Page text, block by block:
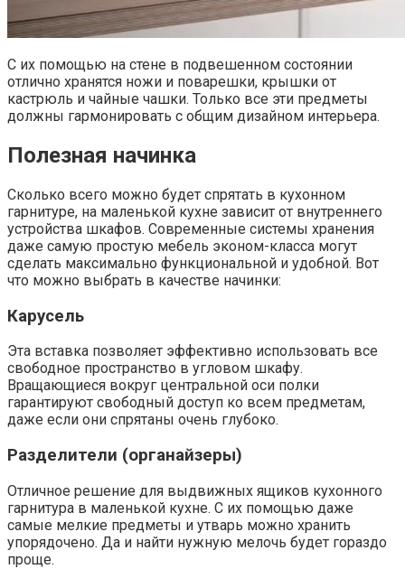
С их помощью на стене в подвешенном состоянии
отлично хранятся ножи и поварешки, крышки от
кастрюль и чайные чашки. Только все эти предметы
должны гармонировать с общим дизайном интерьера.
Полезная начинка
Сколько всего можно будет спрятать в кухонном
гарнитуре, на маленькой кухне зависит от внутреннего
устройства шкафов. Современные системы хранения
даже самую простую мебель эконом-класса могут
сделать максимально функциональной и удобной. Вот
что можно выбрать в качестве начинки:
Карусель
Эта вставка позволяет эффективно использовать все
свободное пространство в угловом шкафу.
Вращающиеся вокруг центральной оси полки
гарантируют свободный доступ ко всем предметам,
даже если они спрятаны очень глубоко.
Разделители (органайзеры)
Отличное решение для выдвижных ящиков кухонного
гарнитура в маленькой кухне. С их помощью даже
самые мелкие предметы и утварь можно хранить
упорядочено. Да и найти нужную мелочь будет гораздо
проще.